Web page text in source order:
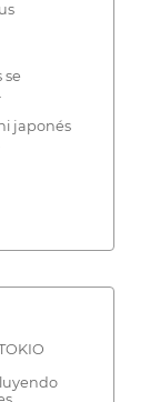
se
japonés